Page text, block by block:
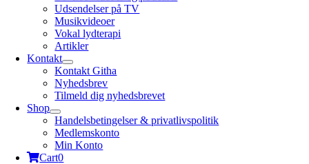
Udsendelser på TV
Musikvideoer
Vokal lydterapi
Artikler
Kontakt
Kontakt Githa
Nyhedsbrev
Tilmeld dig nyhedsbrevet
Shop
Handelsbetingelser & privatlivspolitik
Medlemskonto
Min Konto
Cart0